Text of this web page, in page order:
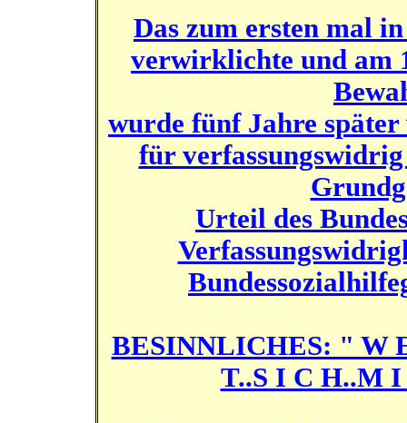
Das zum ersten mal
verwirklichte und am
wurde fünf Jahre später
für
Urteil des
BESINNLICHES: " W
T..S I C H..M